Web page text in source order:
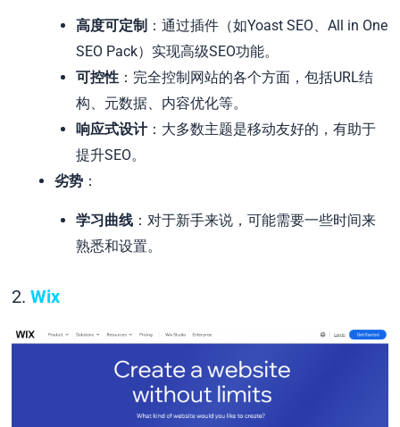
高度可定制 ：通过插件（如Yoast SEO、All in One
SEO Pack）实现高级SEO功能。
可控性 ：完全控制网站的各个方面，包括URL结
构、元数据、内容优化等。
响应式设计：大多数主题是移动友好的，有助于
提升SEO。
劣势 ：
学习曲线 ：对于新手来说，可能需要一些时间来
熟悉和设置。
2.Wix